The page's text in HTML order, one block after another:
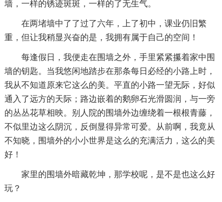
墙，一样的锈迹斑斑，一样的了无生气。
在两堵墙中了了过了六年，上了初中，课业仍旧繁
重，但让我稍显兴奋的是，我拥有属于自己的空间！
每逢假日，我便走在围墙之外，手里紧紧攥着家中围
墙的钥匙。当我悠闲地踏步在那条每日必经的小路上时，
我从不知道原来它这么的美。平直的小路一望无际，好似
通入了远方的天际；路边嵌着的鹅卵石光滑圆润，与一旁
的丛丛花草相映。别人院的围墙外边缠绕着一根根青藤，
不似里边这么阴沉，反倒显得异常可爱。从前啊，我竟从
不知晓，围墙外的小小世界是这么的充满活力，这么的美
好！
家里的围墙外暗藏乾坤，那学校呢，是不是也这么好
玩？